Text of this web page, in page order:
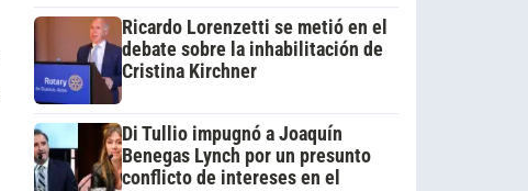
Ricardo Lorenzetti se metió en el
debate sobre la inhabilitación de
Cristina Kirchner
Di Tullio impugnó a Joaquín
Benegas Lynch por un presunto
conflicto de intereses en el